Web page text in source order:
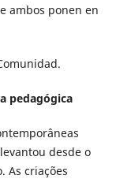
ambos ponen en
pedagógica
desde o
As criações